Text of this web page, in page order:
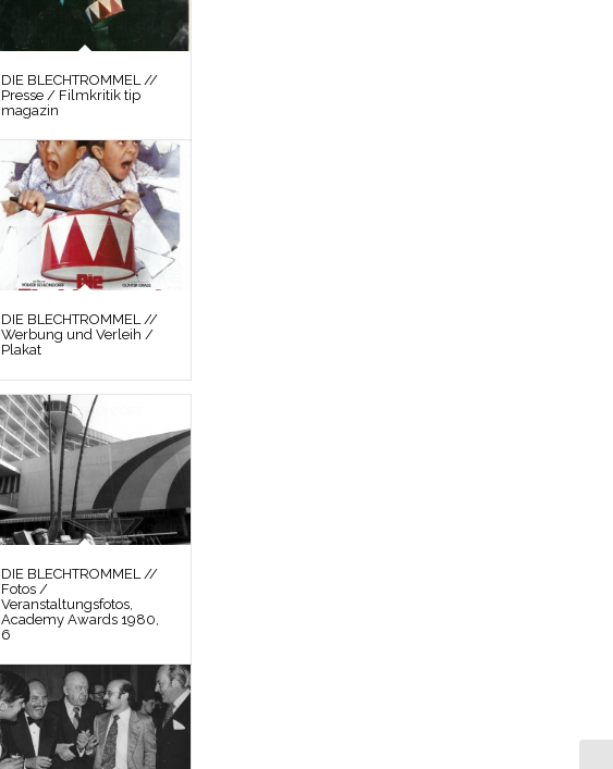
DIE BLECHTROMMEL //
Presse / Filmkritik tip
magazin
DIE BLECHTROMMEL //
Werbung und Verleih /
Plakat
DIE BLECHTROMMEL //
Fotos /
Veranstaltungsfotos,
Academy Awards 1980,
6